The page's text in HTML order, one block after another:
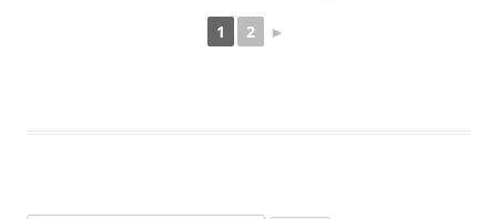
1 2 ►